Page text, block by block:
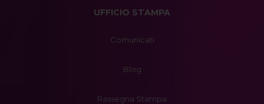
UFFICIO STAMPA
Comunicati
Blog
Rassegna Stampa